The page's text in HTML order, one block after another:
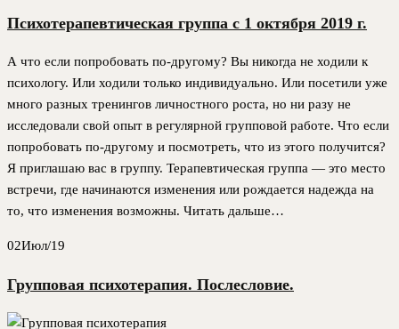
Психотерапевтическая группа с 1 октября 2019 г.
А что если попробовать по-другому? Вы никогда не ходили к
психологу. Или ходили только индивидуально. Или посетили уже
много разных тренингов личностного роста, но ни разу не
исследовали свой опыт в регулярной групповой работе. Что если
попробовать по-другому и посмотреть, что из этого получится?
Я приглашаю вас в группу. Терапевтическая группа — это место
встречи, где начинаются изменения или рождается надежда на
то, что изменения возможны. Читать дальше…
02Июл/19
Групповая психотерапия. Послесловие.